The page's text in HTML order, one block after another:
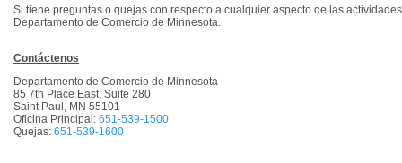
Si tiene preguntas o quejas con respecto a cualquier aspecto de las
Departamento de Comercio de Minnesota.
Contáctenos
Departamento de Comercio de Minnesota
85 7th Place East, Suite 280
Saint Paul, MN 55101
Oficina Principal: 651-539-1500
Quejas: 651-539-1600